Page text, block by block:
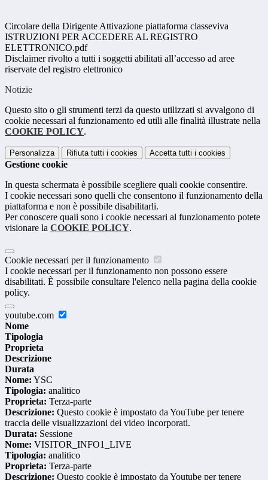
Circolare della Dirigente Attivazione piattaforma classeviva
ISTRUZIONI PER ACCEDERE AL REGISTRO
ELETTRONICO.pdf
Disclaimer rivolto a tutti i soggetti abilitati all’accesso ad aree
riservate del registro elettronico
Notizie
Questo sito o gli strumenti terzi da questo utilizzati si avvalgono di
cookie necessari al funzionamento ed utili alle finalità illustrate nella
COOKIE POLICY.
Personalizza Rifiuta tutti i cookies Accetta tutti i cookies
Gestione cookie
In questa schermata è possibile scegliere quali cookie consentire.
I cookie necessari sono quelli che consentono il funzionamento della
piattaforma e non è possibile disabilitarli.
Per conoscere quali sono i cookie necessari al funzionamento potete
visionare la COOKIE POLICY.
Cookie necessari per il funzionamento
I cookie necessari per il funzionamento non possono essere
disabilitati. È possibile consultare l'elenco nella pagina della cookie
policy.
youtube.com
Nome
Tipologia
Proprieta
Descrizione
Durata
Nome: YSC
Tipologia: analitico
Proprieta: Terza-parte
Descrizione: Questo cookie è impostato da YouTube per tenere
traccia delle visualizzazioni dei video incorporati.
Durata: Sessione
Nome: VISITOR_INFO1_LIVE
Tipologia: analitico
Proprieta: Terza-parte
Descrizione: Questo cookie è impostato da Youtube per tenere